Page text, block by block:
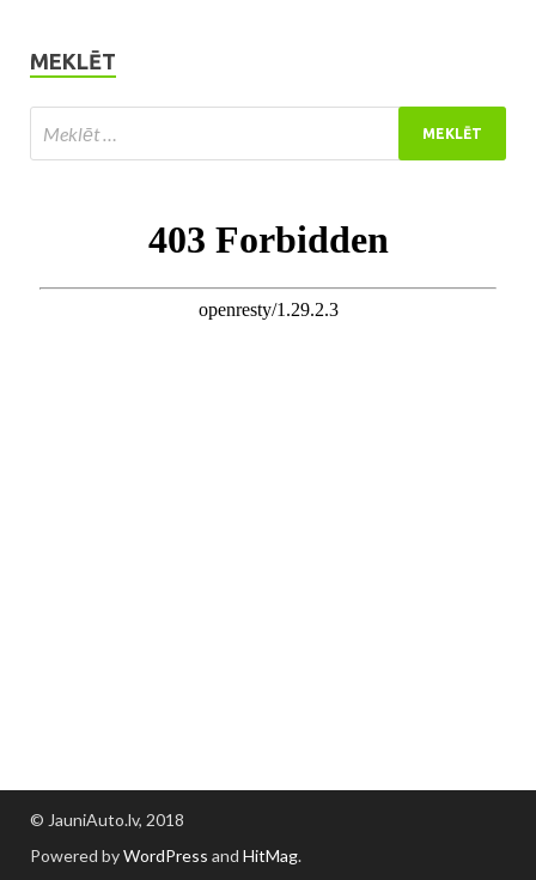
MEKLĒT
© JauniAuto.lv, 2018
Powered byWordPress and HitMag.